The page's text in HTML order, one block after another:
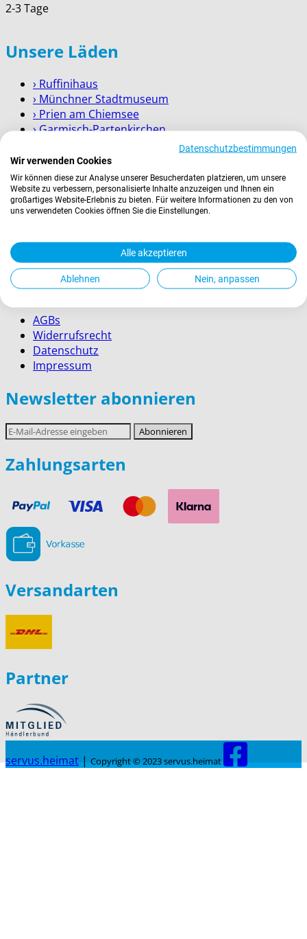
2-3 Tage
Unsere Läden
› Ruffinihaus
› Münchner Stadtmuseum
› Prien am Chiemsee
› Garmisch-Partenkirchen
Wissenswertes
Zahlung
Kontakt
Service für Firmenkunden
Rechtliches
AGBs
Widerrufsrecht
Datenschutz
Impressum
Newsletter abonnieren
E-
Mail-
Adresse
Abonnieren
Zahlungsarten
Versandarten
Partner
servus.heimat | Copyright © 2023 servus.heimat
Datenschutzbestimmungen
Wir verwenden Cookies
Wir können diese zur Analyse unserer Besucherdaten platzieren, um unsere
Website zu verbessern, personalisierte Inhalte anzuzeigen und Ihnen ein
großartiges Website-Erlebnis zu bieten. Für weitere Informationen zu den von
uns verwendeten Cookies öffnen Sie die Einstellungen.
Alle akzeptieren
Ablehnen Nein, anpassen